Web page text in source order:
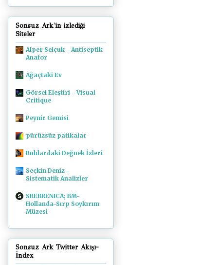
Sonsuz Ark'in izlediği
Siteler
Alper Selçuk - Antiseptik
Anafor
Ağaçtaki Ev
Görsel Eleştiri - Visual
Critique
Peynir Gemisi
pürüzsüz patikalar
Ruhlardaki Değnek İzleri
Seçkin Deniz -
Sistematik Analizler
SREBRENICA; BM-
Hollanda-Sırp Soykırım
Müzesi
Sonsuz Ark Twitter Akışı-
İndex